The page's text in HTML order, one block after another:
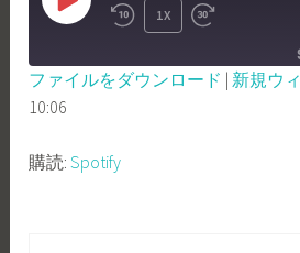
PLAY
REWIND
10
SECONDS
1X
FAST
FORWARD
30
RSS FEED
SHARE
LINK
ファイルをダウンロード | 新規ウ
10:06
購読:Spotify